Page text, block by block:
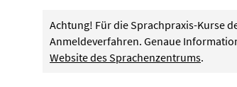
Achtung! Für die Sprachpraxis-Kurse
Anmeldeverfahren. Genaue
Website des Sprachenzentrums.